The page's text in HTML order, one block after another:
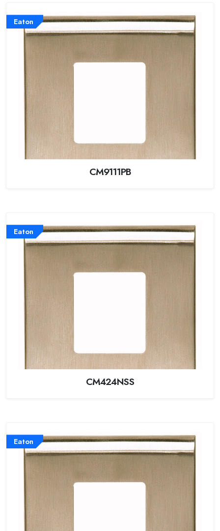
Eaton
CM9111PB
Eaton
CM424NSS
Eaton